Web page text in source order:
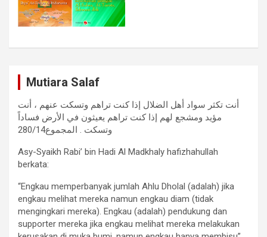
Mutiara Salaf
أنت تكثر سواد أهل الضلال إذا كنت تراهم وتسكت عنهم ، أنت
مؤيد ومشجع لهم إذا كنت تراهم يعيثون في الأرض فساداً
وتسكت . المجموع280/14
Asy-Syaikh Rabi’ bin Hadi Al Madkhaly hafizhahullah
berkata:
“Engkau memperbanyak jumlah Ahlu Dholal (adalah) jika
engkau melihat mereka namun engkau diam (tidak
mengingkari mereka). Engkau (adalah) pendukung dan
supporter mereka jika engkau melihat mereka melakukan